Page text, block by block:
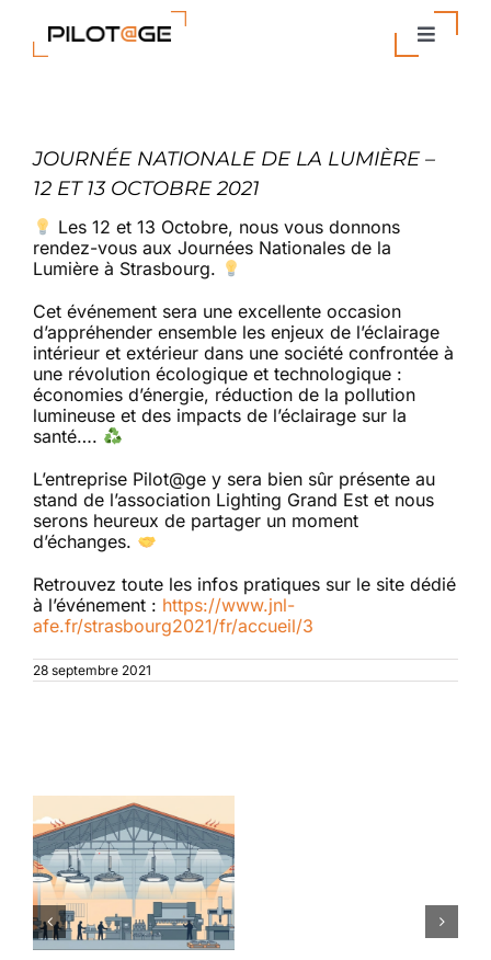
contenu
Toggle
Entreprise
Actualités
Contact
JOURNÉE NATIONALE DE LA LUMIÈRE –
12 ET 13 OCTOBRE 2021
Les 12 et 13 Octobre, nous vous donnons
rendez-vous aux Journées Nationales de la
Lumière à Strasbourg.
Cet événement sera une excellente occasion
d’appréhender ensemble les enjeux de l’éclairage
intérieur et extérieur dans une société confrontée à
une révolution écologique et technologique :
économies d’énergie, réduction de la pollution
lumineuse et des impacts de l’éclairage sur la
santé….
L’entreprise Pilot@ge y sera bien sûr présente au
stand de l’association Lighting Grand Est et nous
serons heureux de partager un moment
d’échanges.
Retrouvez toute les infos pratiques sur le site dédié
à l’événement : https://www.jnl-
afe.fr/strasbourg2021/fr/accueil/3
28 septembre 2021